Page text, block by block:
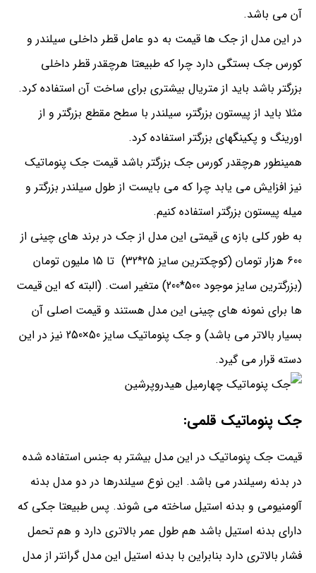
آن می باشد.
در این مدل از جک ها قیمت به دو عامل قطر داخلی سیلندر و
کورس جک بستگی دارد چرا که طبیعتا هرچقدر قطر داخلی
بزرگتر باشد باید از متریال بیشتری برای ساخت آن استفاده کرد.
مثلا باید از پیستون بزرگتر، سیلندر با سطح مقطع بزرگتر و از
اورینگ و پکینگهای بزرگتر استفاده کرد.
همینطور هرچقدر کورس جک بزرگتر باشد قیمت جک پنوماتیک
نیز افزایش می یابد چرا که می بایست از طول سیلندر بزرگتر و
میله پیستون بزرگتر استفاده کنیم.
به طور کلی بازه ی قیمتی این مدل از جک در برند های چینی از
600 هزار تومان (کوچکترین سایز 25*32) تا 15 ملیون تومان
(بزرگترین سایز موجود 500*200) متغیر است. (البته که این قیمت
ها برای نمونه های چینی این مدل هستند و قیمت اصلی آن
بسیار بالاتر می باشد) و جک پنوماتیک سایز 50×250 نیز در این
دسته قرار می گیرد.
جک پنوماتیک قلمی:
قیمت جک پنوماتیک در این مدل بیشتر به جنس استفاده شده
در بدنه رسیلندر می باشد. این نوع سیلندرها در دو مدل بدنه
آلومنیومی و بدنه استیل ساخته می شوند. پس طبیعتا جکی که
دارای بدنه استیل باشد هم طول عمر بالاتری دارد و هم تحمل
فشار بالاتری دارد بنابراین با بدنه استیل این مدل گرانتر از مدل